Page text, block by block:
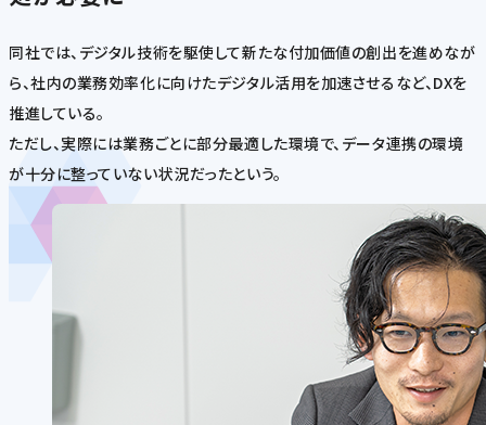
同社では、デジタル技術を駆使して新たな付加価値の創出を進めなが
ら、社内の業務効率化に向けたデジタル活用を加速させるなど、DXを
推進している。
ただし、実際には業務ごとに部分最適した環境で、データ連携の環境
が十分に整っていない状況だったという。